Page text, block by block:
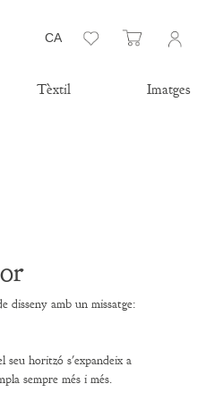
CA
Llista de desitjos
Carro
Tèxtil Imatges
disseny amb un missatge:
seu horitzó s'expandeix a
sempre més i més.